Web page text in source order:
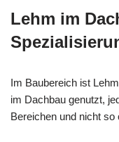
Lehm im
Im Baubereich ist
im Dachbau genutzt,
Bereichen und nicht so